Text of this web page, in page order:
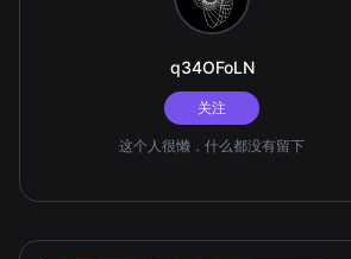
q34OFoLN
关注
这个人很懒，什么都没有留下